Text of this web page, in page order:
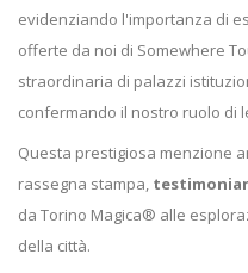
evidenziando l'importanza di
offerte da noi di Somewhere
straordinaria di palazzi
confermando il nostro ruolo di
Questa prestigiosa menzione
rassegna stampa,
da Torino Magica® alle
della città.